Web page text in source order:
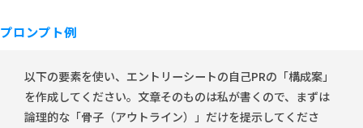
プロンプト例
以下の要素を使い、エントリーシートの自己PRの「構成案」
を作成してください。文章そのものは私が書くので、まずは
論理的な「骨子（アウトライン）」だけを提示してくださ